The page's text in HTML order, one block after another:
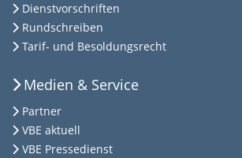
Dienstvorschriften
Rundschreiben
Tarif- und Besoldungsrecht
Medien & Service
Partner
VBE aktuell
VBE Pressedienst